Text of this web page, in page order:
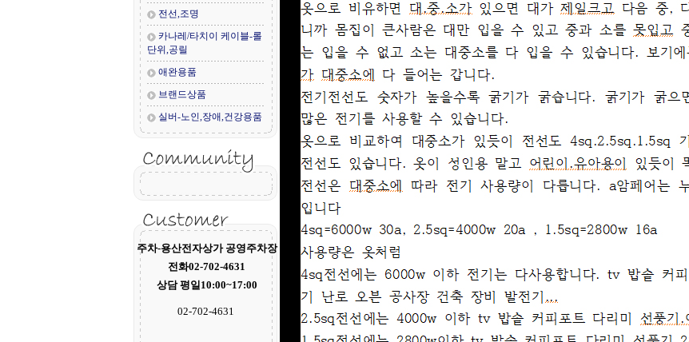
전선,조명
카나레/타치이 케이블-롤
단위,공릴
애완용품
브랜드상품
실버-노인,장애,건강용품
주차-용산전자상가 공영주차장
전화02-702-4631
상담 평일10:00~17:00
02-702-4631